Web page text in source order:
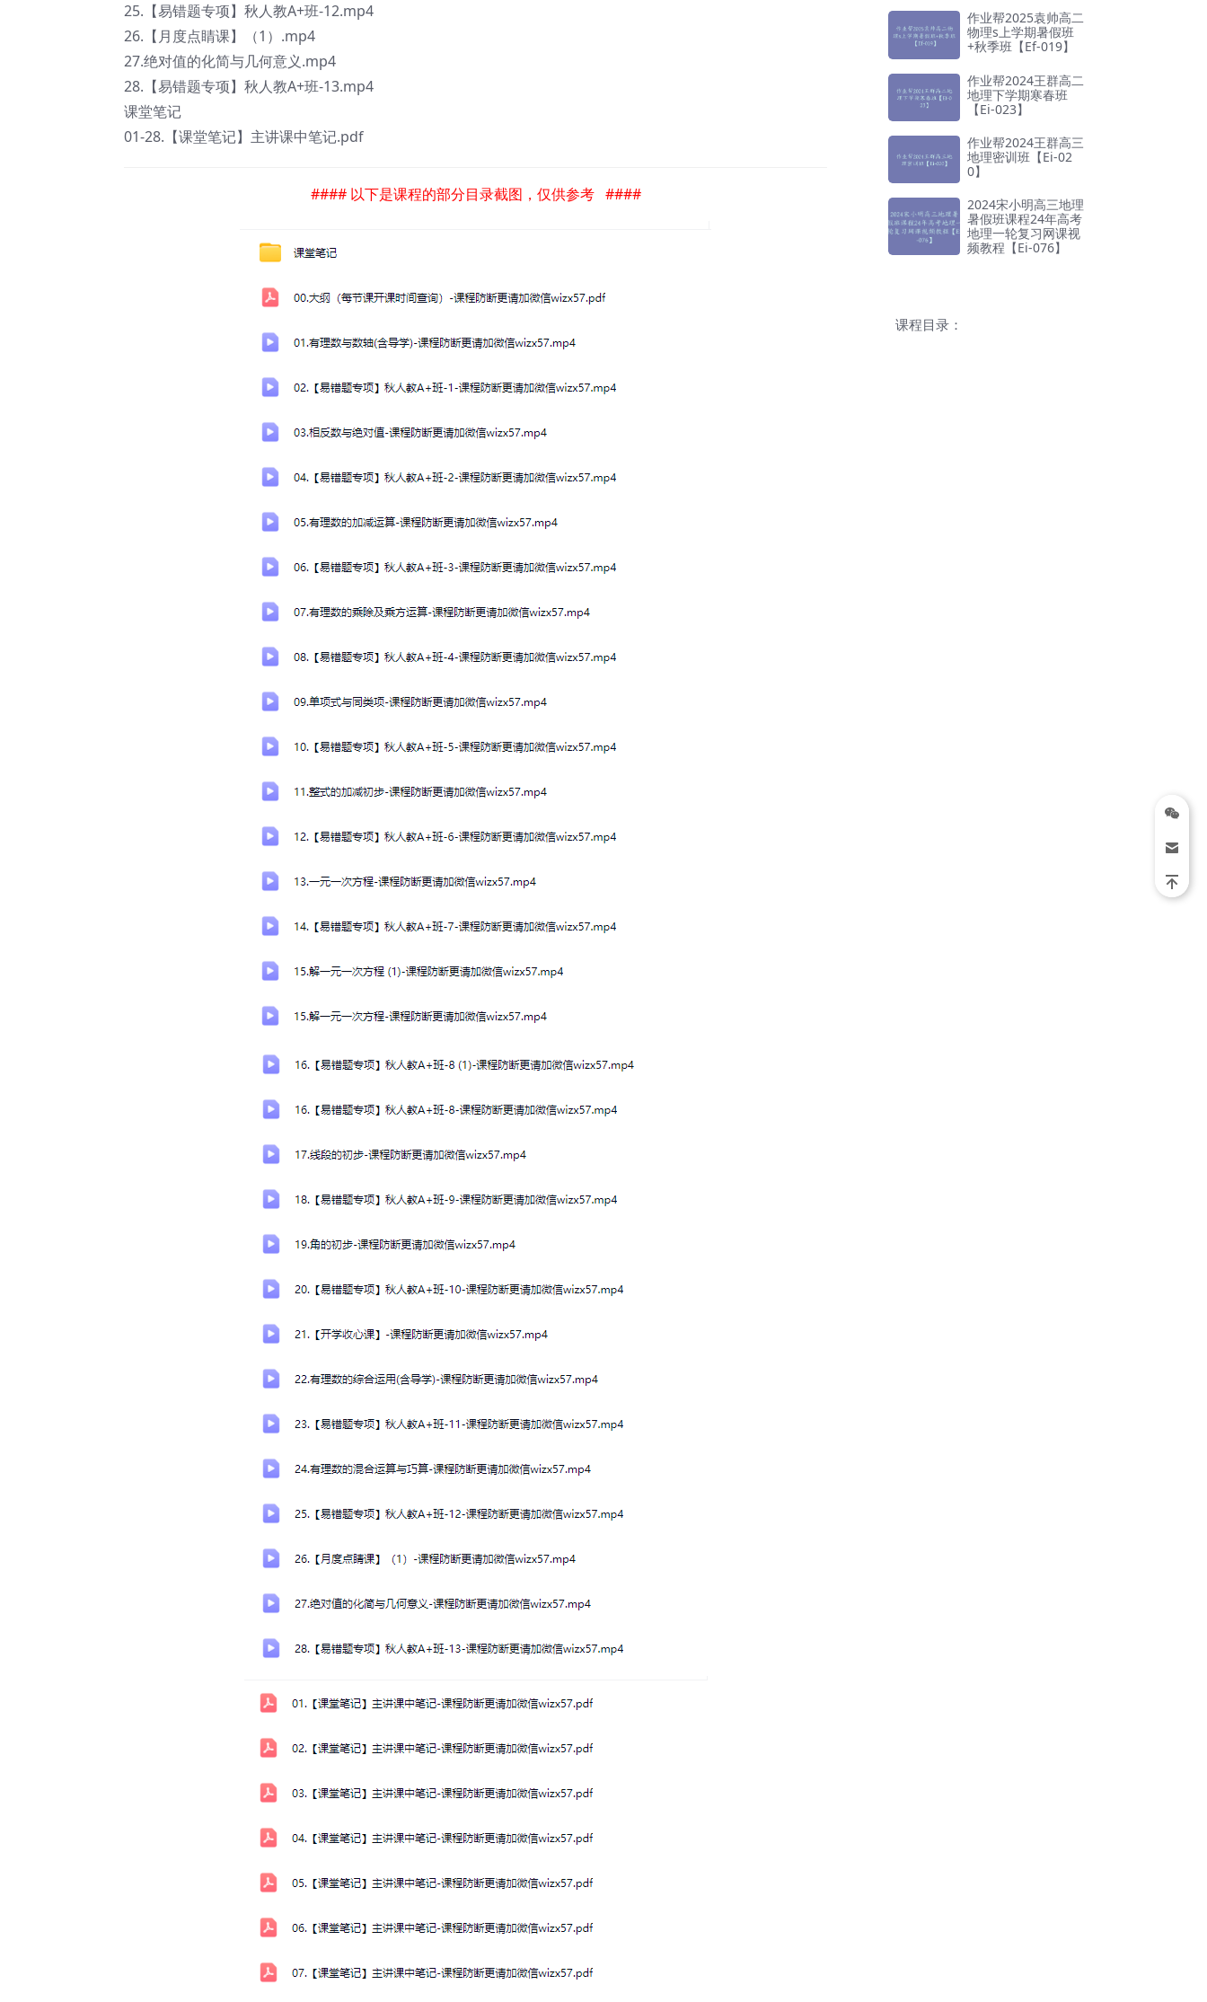
25.【易错题专项】秋人教A+班-12.mp4
26.【月度点睛课】（1）.mp4
27.绝对值的化简与几何意义.mp4
28.【易错题专项】秋人教A+班-13.mp4
课堂笔记
01-28.【课堂笔记】主讲课中笔记.pdf
#### 以下是课程的部分目录截图，仅供参考 ####
作业帮2025袁帅高二
物理s上学期暑假班
+秋季班【Ef-019】
作业帮2024王群高二
地理下学期寒春班
【Ei-023】
作业帮2024王群高三
地理密训班【Ei-02
0】
2024宋小明高三地理
暑假班课程24年高考
地理一轮复习网课视
频教程【Ei-076】
课程目录：